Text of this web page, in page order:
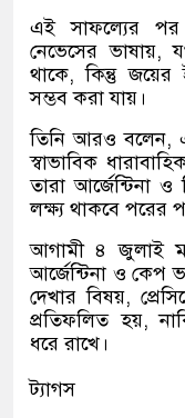
এই সাফল্যের পর
নেভেসের ভাষায়,
থাকে, কিন্তু
সম্ভব করা যায়।
তিনি আরও বলেন,
স্বাভাবিক
তারা আর্জেন্টিনা
লক্ষ্য থাকবে পরের
আগামী ৪ জুলাই
আর্জেন্টিনা ও কেপ
দেখার বিষয়,
প্রতিফলিত হয়, নাকি
ধরে রাখে।
ট্যাগস